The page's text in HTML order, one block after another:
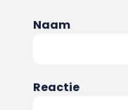
Naam
Reactie